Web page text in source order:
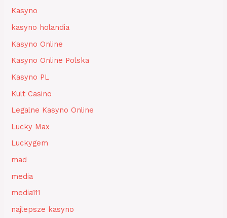
Kasyno
kasyno holandia
Kasyno Online
Kasyno Online Polska
Kasyno PL
Kult Casino
Legalne Kasyno Online
Lucky Max
Luckygem
mad
media
media111
najlepsze kasyno